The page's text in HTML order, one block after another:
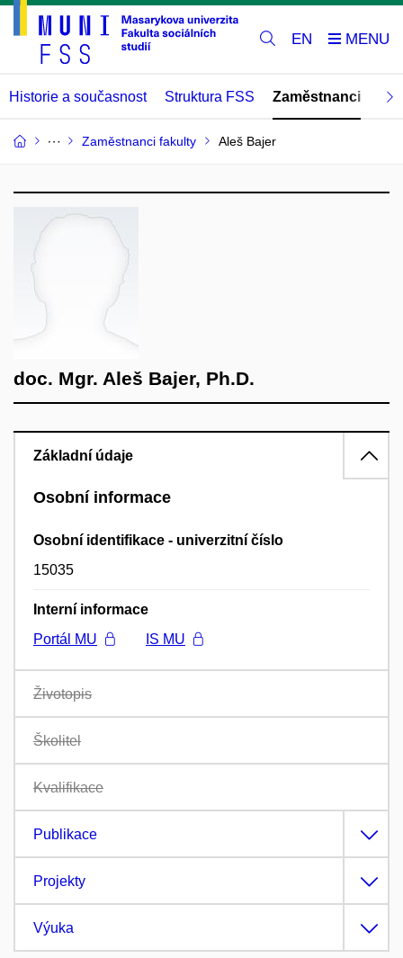
EN
Historie a současnost Struktura FSS Zaměstnanci
Zaměstnanci fakulty Aleš Bajer
doc. Mgr. Aleš Bajer, Ph.D.
Základní údaje
Osobní informace
Osobní identifikace - univerzitní číslo
15035
Interní informace
Portál MU
IS MU
Životopis
Školitel
Kvalifikace
Publikace
Projekty
Výuka